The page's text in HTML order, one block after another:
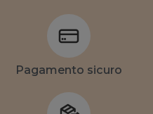
Pagamento sicuro